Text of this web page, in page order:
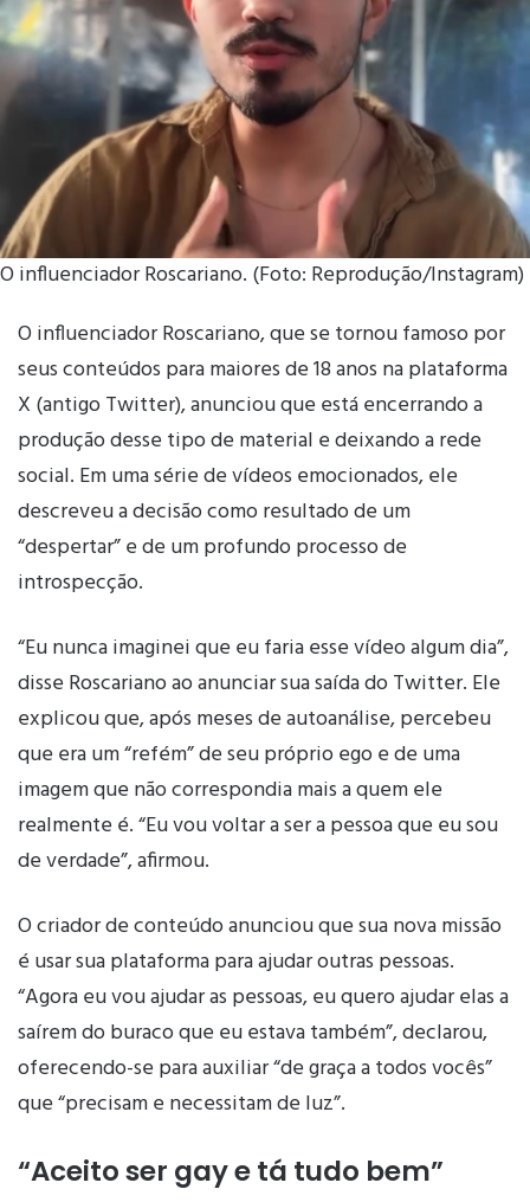
O influenciador Roscariano. (Foto: Reprodução/Instagram)
O influenciador Roscariano, que se tornou famoso por
seus conteúdos para maiores de 18 anos na plataforma
X (antigo Twitter), anunciou que está encerrando a
produção desse tipo de material e deixando a rede
social. Em uma série de vídeos emocionados, ele
descreveu a decisão como resultado de um
“despertar” e de um profundo processo de
introspecção.
“Eu nunca imaginei que eu faria esse vídeo algum dia”,
disse Roscariano ao anunciar sua saída do Twitter. Ele
explicou que, após meses de autoanálise, percebeu
que era um “refém” de seu próprio ego e de uma
imagem que não correspondia mais a quem ele
realmente é. “Eu vou voltar a ser a pessoa que eu sou
de verdade”, afirmou.
O criador de conteúdo anunciou que sua nova missão
é usar sua plataforma para ajudar outras pessoas.
“Agora eu vou ajudar as pessoas, eu quero ajudar elas a
saírem do buraco que eu estava também”, declarou,
oferecendo-se para auxiliar “de graça a todos vocês”
que “precisam e necessitam de luz”.
“Aceito ser gay e tá tudo bem”